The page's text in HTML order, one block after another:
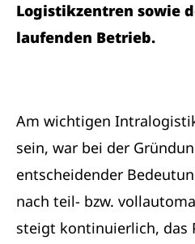
Logistikzentren sowie
laufenden Betrieb.
Am wichtigen
sein, war bei der
entscheidender
nach teil- bzw.
steigt kontinuierlich, das